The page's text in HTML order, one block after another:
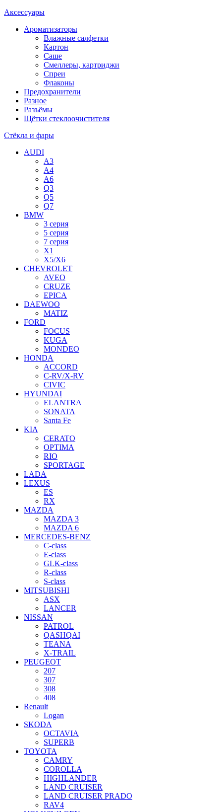
Аксессуары
Ароматизаторы
Влажные салфетки
Картон
Саше
Смеллеры, картриджи
Спреи
Флаконы
Предохранители
Разное
Разъёмы
Щётки стеклоочистителя
Стёкла и фары
AUDI
A3
A4
A6
Q3
Q5
Q7
BMW
3 серия
5 серия
7 серия
X1
X5/X6
CHEVROLET
AVEO
CRUZE
EPICA
DAEWOO
MATIZ
FORD
FOCUS
KUGA
MONDEO
HONDA
ACCORD
C-RV/X-RV
CIVIC
HYUNDAI
ELANTRA
SONATA
Santa Fe
KIA
CERATO
OPTIMA
RIO
SPORTAGE
LADA
LEXUS
ES
RX
MAZDA
MAZDA 3
MAZDA 6
MERCEDES-BENZ
C-class
E-class
GLK-class
R-class
S-class
MITSUBISHI
ASX
LANCER
NISSAN
PATROL
QASHQAI
TEANA
X-TRAIL
PEUGEOT
207
307
308
408
Renault
Logan
SKODA
OCTAVIA
SUPERB
TOYOTA
CAMRY
COROLLA
HIGHLANDER
LAND CRUISER
LAND CRUISER PRADO
RAV4